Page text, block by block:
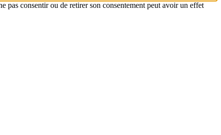
pas consentir ou de retirer son consentement peut avoir un effet